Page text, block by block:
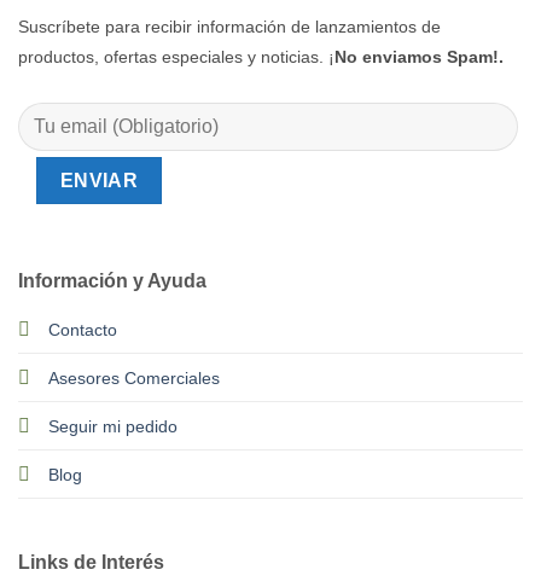
Información y Ayuda
Contacto
Asesores Comerciales
Seguir mi pedido
Blog
Links de Interés
Suscríbete para recibir información de lanzamientos de
productos, ofertas especiales y noticias. ¡No enviamos Spam!.